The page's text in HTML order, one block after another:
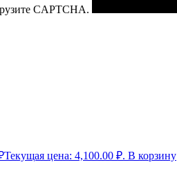
CAPTCHA.
Текущая цена: 4,100.00 ₽. В корзину